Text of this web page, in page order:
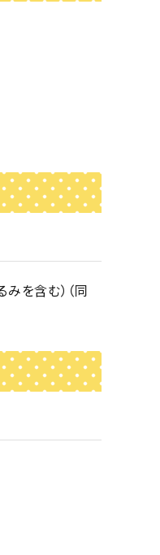
みを含む）（同